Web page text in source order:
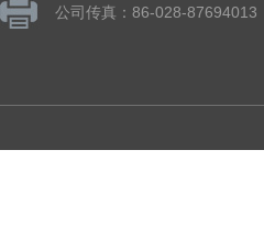
公司传真：86-028-87694013